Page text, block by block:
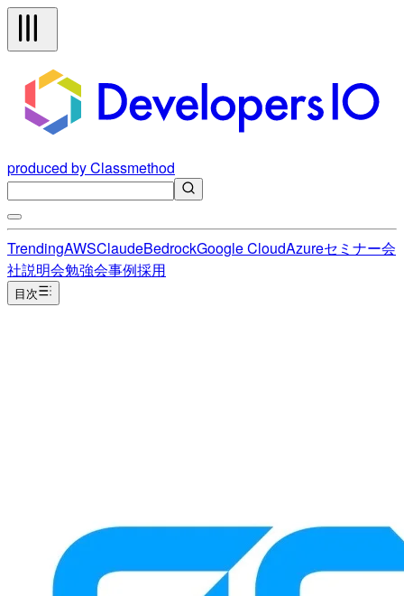
produced by Classmethod
TrendingAWSClaudeBedrockGoogle CloudAzureセミナー会
社説明会勉強会事例採用
目次